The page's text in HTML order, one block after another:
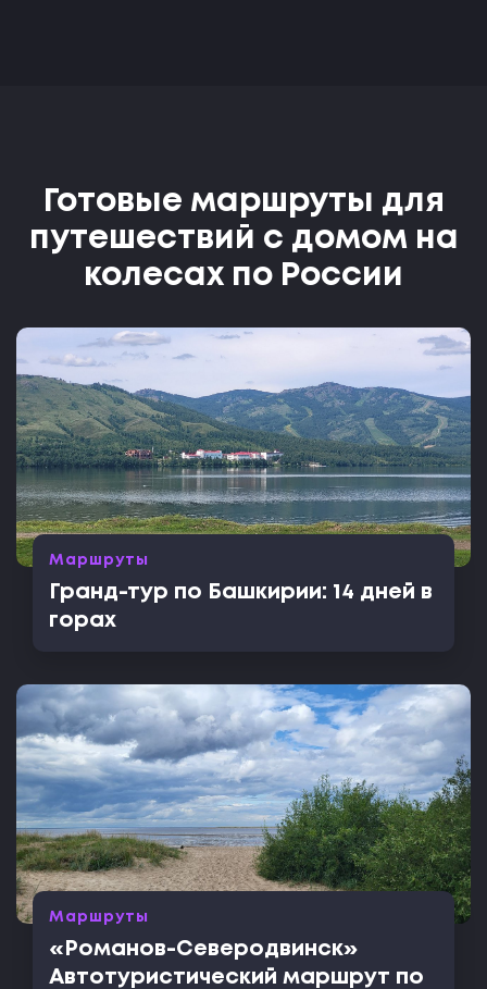
Готовые маршруты для
путешествий с домом на
колесах по России
Маршруты
Гранд-тур по Башкирии: 14 дней в
горах
Маршруты
«Романов-Северодвинск»
Автотуристический маршрут по